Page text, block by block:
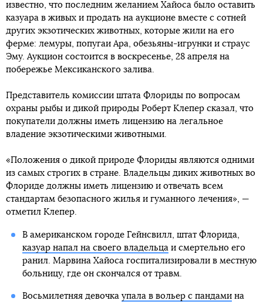
известно, что последним желанием Хайоса было оставить
казуара в живых и продать на аукционе вместе с сотней
других экзотических животных, которые жили на его
ферме: лемуры, попугаи Ара, обезьяны-игрунки и страус
Эму. Аукцион состоится в воскресенье, 28 апреля на
побережье Мексиканского залива.
Представитель комиссии штата Флориды по вопросам
охраны рыбы и дикой природы Роберт Клепер сказал, что
покупатели должны иметь лицензию на легальное
владение экзотическими животными.
«Положения о дикой природе Флориды являются одними
из самых строгих в стране. Владельцы диких животных во
Флориде должны иметь лицензию и отвечать всем
стандартам безопасного жилья и гуманного лечения», —
отметил Клепер.
В американском городе Гейнсвилл, штат Флорида,
казуар напал на своего владельцаи смертельно его
ранил. Марвина Хайоса госпитализировали в местную
больницу, где он скончался от травм.
Восьмилетняя девочка упала в вольер с пандамина